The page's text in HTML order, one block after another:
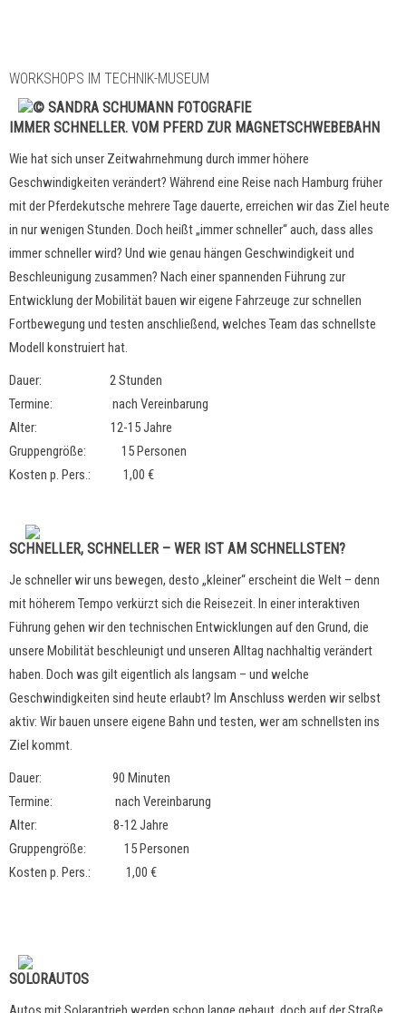
WORKSHOPS IM TECHNIK-MUSEUM
IMMER SCHNELLER. VOM PFERD ZUR MAGNETSCHWEBEBAHN
Wie hat sich unser Zeitwahrnehmung durch immer höhere
Geschwindigkeiten verändert? Während eine Reise nach Hamburg früher
mit der Pferdekutsche mehrere Tage dauerte, erreichen wir das Ziel heute
in nur wenigen Stunden. Doch heißt „immer schneller“ auch, dass alles
immer schneller wird? Und wie genau hängen Geschwindigkeit und
Beschleunigung zusammen? Nach einer spannenden Führung zur
Entwicklung der Mobilität bauen wir eigene Fahrzeuge zur schnellen
Fortbewegung und testen anschließend, welches Team das schnellste
Modell konstruiert hat.
Dauer: 2 Stunden
Termine: nach Vereinbarung
Alter: 12-15 Jahre
Gruppengröße: 15 Personen
Kosten p. Pers.: 1,00 €
SCHNELLER, SCHNELLER – WER IST AM SCHNELLSTEN?
Je schneller wir uns bewegen, desto „kleiner“ erscheint die Welt – denn
mit höherem Tempo verkürzt sich die Reisezeit. In einer interaktiven
Führung gehen wir den technischen Entwicklungen auf den Grund, die
unsere Mobilität beschleunigt und unseren Alltag nachhaltig verändert
haben. Doch was gilt eigentlich als langsam – und welche
Geschwindigkeiten sind heute erlaubt? Im Anschluss werden wir selbst
aktiv: Wir bauen unsere eigene Bahn und testen, wer am schnellsten ins
Ziel kommt.
Dauer: 90 Minuten
Termine: nach Vereinbarung
Alter: 8-12 Jahre
Gruppengröße: 15 Personen
Kosten p. Pers.: 1,00 €
SOLORAUTOS